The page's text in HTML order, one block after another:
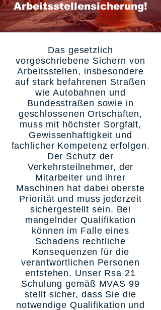
Arbeitsstellensicherung!
Das gesetzlich
vorgeschriebene Sichern von
Arbeitsstellen, insbesondere
auf stark befahrenen Straßen
wie Autobahnen und
Bundesstraßen sowie in
geschlossenen Ortschaften,
muss mit höchster Sorgfalt,
Gewissenhaftigkeit und
fachlicher Kompetenz erfolgen.
Der Schutz der
Verkehrsteilnehmer, der
Mitarbeiter und ihrer
Maschinen hat dabei oberste
Priorität und muss jederzeit
sichergestellt sein. Bei
mangelnder Qualifikation
können im Falle eines
Schadens rechtliche
Konsequenzen für die
verantwortlichen Personen
entstehen. Unser Rsa 21
Schulung gemäß MVAS 99
stellt sicher, dass Sie die
notwendige Qualifikation und